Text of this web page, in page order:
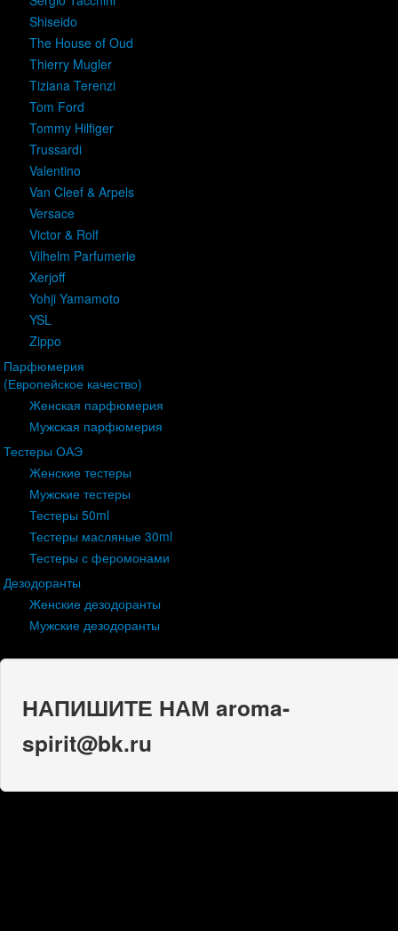
Shiseido
The House of Oud
Thierry Mugler
Tiziana Terenzi
Tom Ford
Tommy Hilfiger
Trussardi
Valentino
Van Cleef & Arpels
Versace
Victor & Rolf
Vilhelm Parfumerie
Xerjoff
Yohji Yamamoto
YSL
Zippo
Парфюмерия
(Европейское качество)
Женская парфюмерия
Мужская парфюмерия
Тестеры ОАЭ
Женские тестеры
Мужские тестеры
Тестеры 50ml
Тестеры масляные 30ml
Тестеры с феромонами
Дезодоранты
Женские дезодоранты
Мужские дезодоранты
НАПИШИТЕ НАМ aroma-
spirit@bk.ru